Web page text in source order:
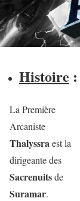
Histoire :
La Première
Arcaniste
Thalyssraest la
dirigeante des
Sacrenuitsde
Suramar.